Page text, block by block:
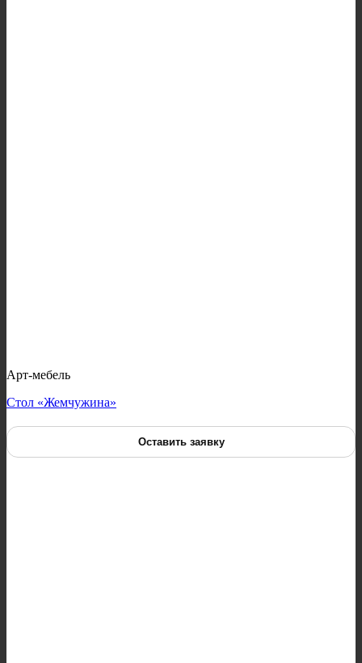
Арт-мебель
Стол «Жемчужина»
Оставить заявку